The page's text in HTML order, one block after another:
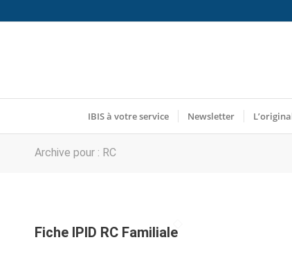
IBIS à votre service Newsletter
Archive pour : RC
Fiche IPID RC Familiale